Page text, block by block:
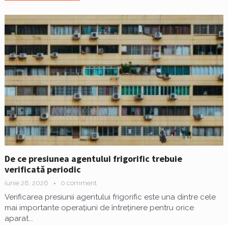
De ce presiunea agentului frigorific trebuie
verificată periodic
iunie 28, 2026 0 comment
Verificarea presiunii agentului frigorific este una dintre cele
mai importante operațiuni de întreținere pentru orice
aparat...